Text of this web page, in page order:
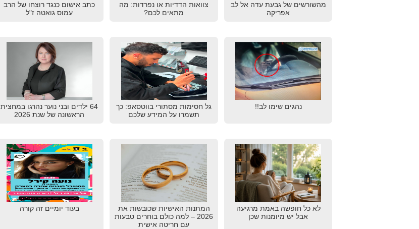
מהשורשים של גבעת עדה אל לב
אפריקה
צוואות הדדיות או נפרדות: מה
מתאים לכם?
כתב אישום כנגד רוצחו של הרב
עמוס גואטה ז"ל
נהגים שימו לב!!
גל חסימות מסתורי בווטסאפ: כך
תשמרו על המידע שלכם
64 ילדים ובני נוער נהרגו במחצית
הראשונה של שנת 2026
לא כל חופשה באמת מרגיעה
אבל יש מיומנות שכן
המתנות האישיות שכובשות את
2026 – למה כולם בוחרים טבעות
עם חריטה אישית
בעוד יומיים זה קורה